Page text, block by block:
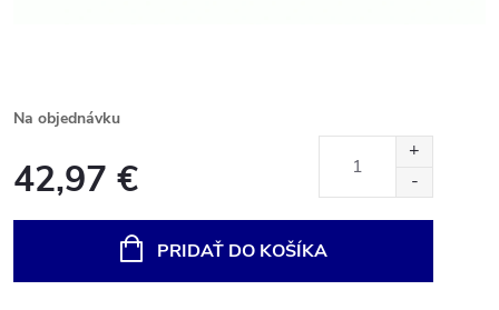
Na objednávku
42,97 €
PRIDAŤ DO KOŠÍKA